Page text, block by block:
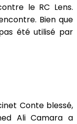
le RC Lens.
Bien que
été utilisé par
Conte blessé,
Ali Camara a